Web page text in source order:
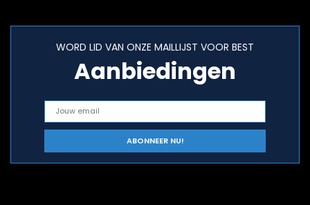
WORD LID VAN ONZE MAILLIJST VOOR BEST
Aanbiedingen